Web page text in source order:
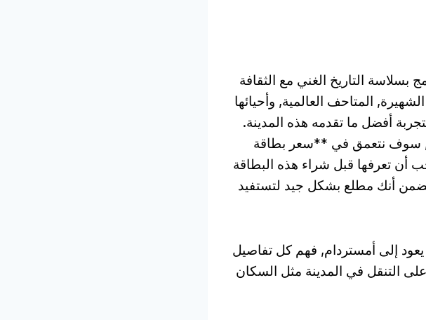
بسلاسة التاريخ الغني مع الثقافة
المتاحف العالمية, وأحيائها
أفضل ما تقدمه هذه المدينة.
سوف نتعمق في **سعر بطاقة
تعرفها قبل شراء هذه البطاقة
أنك مطلع بشكل جيد لتستفيد
إلى أمستردام, فهم كل تفاصيل
التنقل في المدينة مثل السكان